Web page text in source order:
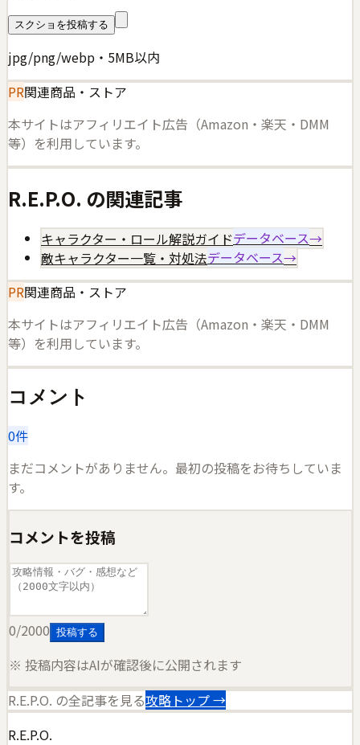
スクショを投稿する
jpg/png/webp・5MB以内
PR関連商品・ストア
本サイトはアフィリエイト広告（Amazon・楽天・DMM
等）を利用しています。
R.E.P.O. の関連記事
キャラクター・ロール解説ガイドデータベース→
敵キャラクター一覧・対処法データベース→
PR関連商品・ストア
本サイトはアフィリエイト広告（Amazon・楽天・DMM
等）を利用しています。
コメント
0件
まだコメントがありません。最初の投稿をお待ちしていま
す。
コメントを投稿
0/2000 投稿する
※ 投稿内容はAIが確認後に公開されます
R.E.P.O. の全記事を見る攻略トップ →
R.E.P.O.